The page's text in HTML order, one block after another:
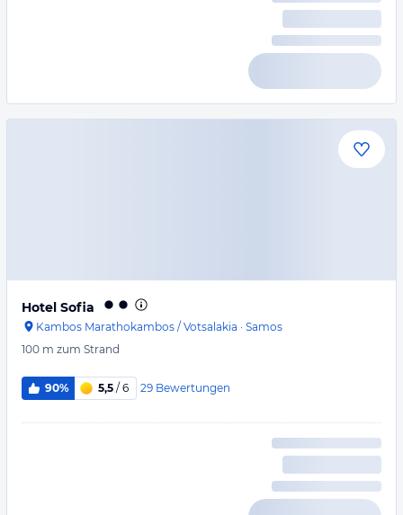
Hotel Sofia
Kambos Marathokambos / Votsalakia · Samos
100 m zum Strand
90% 5,5 / 6 29 Bewertungen